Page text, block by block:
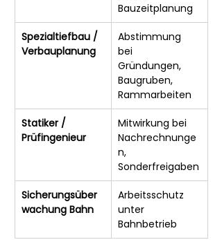
Bauzeitplanung
Spezialtiefbau /
Verbauplanung
Abstimmung
bei
Gründungen,
Baugruben,
Rammarbeiten
Statiker /
Prüfingenieur
Mitwirkung bei
Nachrechnunge
n,
Sonderfreigaben
Sicherungsüber
wachung Bahn
Arbeitsschutz
unter
Bahnbetrieb